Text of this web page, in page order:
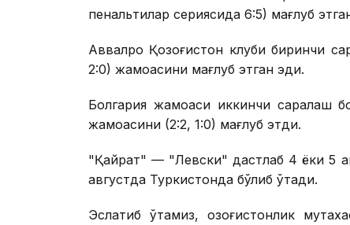
пенальтилар сериясида 6:5) мағлуб
Аввалроқ Қозоғистон клуби биринчи
2:0) жамоасини мағлуб этган эди.
Болгария жамоаси иккинчи саралаш
жамоасини (2:2, 1:0) мағлуб этди.
"Қайрат" — "Левски" дастлаб 4 ёки 5
августда Туркистонда бўлиб ўтади.
Эслатиб ўтамиз, қозоғистонлик